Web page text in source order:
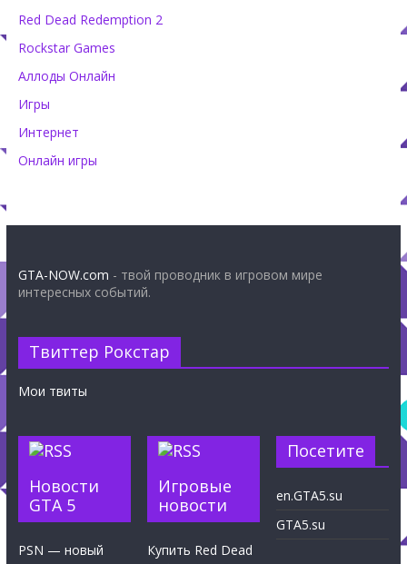
Red Dead Redemption 2
Rockstar Games
Аллоды Онлайн
Игры
Интернет
Онлайн игры
GTA-NOW.com - твой проводник в игровом мире
интересных событий.
Твиттер Рокстар
Мои твиты
Новости
GTA 5
PSN — новый
Игровые
новости
Купить Red Dead
Посетите
en.GTA5.su
GTA5.su